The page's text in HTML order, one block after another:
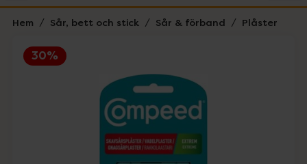
Hem Sår, bett och stick Sår & förband Plåster
30%
Lista: . Innehåller 1 objekt.
Hoppa över Lista